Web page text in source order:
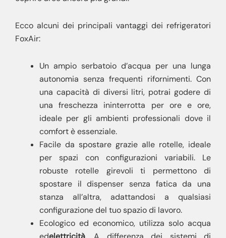
Ecco alcuni dei principali vantaggi dei refrigeratori
FoxAir:
Un ampio serbatoio d’acqua per una lunga
autonomia senza frequenti rifornimenti. Con
una capacità di diversi litri, potrai godere di
una freschezza ininterrotta per ore e ore,
ideale per gli ambienti professionali dove il
comfort è essenziale.
Facile da spostare grazie alle rotelle, ideale
per spazi con configurazioni variabili. Le
robuste rotelle girevoli ti permettono di
spostare il dispenser senza fatica da una
stanza all’altra, adattandosi a qualsiasi
configurazione del tuo spazio di lavoro.
Ecologico ed economico, utilizza solo acqua